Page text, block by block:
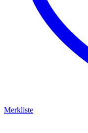
Merkliste